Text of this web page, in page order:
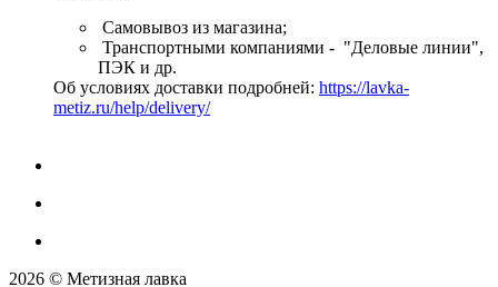
Самовывоз из магазина;
Транспортными компаниями - "Деловые линии",
ПЭК и др.
Об условиях доставки подробней: https://lavka-
metiz.ru/help/delivery/
2026 © Метизная лавка